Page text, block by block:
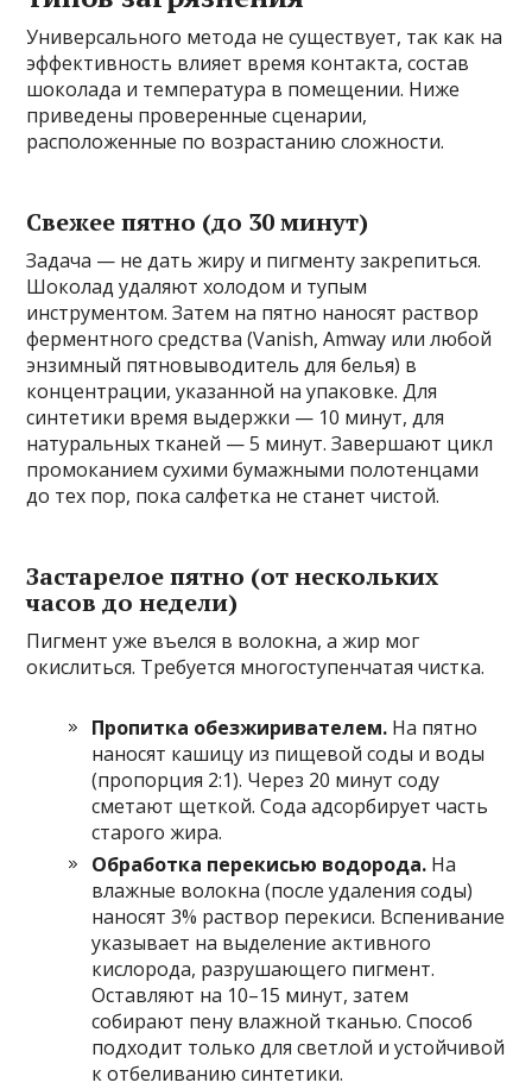
Универсального метода не существует, так как на
эффективность влияет время контакта, состав
шоколада и температура в помещении. Ниже
приведены проверенные сценарии,
расположенные по возрастанию сложности.
Свежее пятно (до 30 минут)
Задача — не дать жиру и пигменту закрепиться.
Шоколад удаляют холодом и тупым
инструментом. Затем на пятно наносят раствор
ферментного средства (Vanish, Amway или любой
энзимный пятновыводитель для белья) в
концентрации, указанной на упаковке. Для
синтетики время выдержки — 10 минут, для
натуральных тканей — 5 минут. Завершают цикл
промоканием сухими бумажными полотенцами
до тех пор, пока салфетка не станет чистой.
Застарелое пятно (от нескольких
часов до недели)
Пигмент уже въелся в волокна, а жир мог
окислиться. Требуется многоступенчатая чистка.
Пропитка обезжиривателем. На пятно
наносят кашицу из пищевой соды и воды
(пропорция 2:1). Через 20 минут соду
сметают щеткой. Сода адсорбирует часть
старого жира.
Обработка перекисью водорода. На
влажные волокна (после удаления соды)
наносят 3% раствор перекиси. Вспенивание
указывает на выделение активного
кислорода, разрушающего пигмент.
Оставляют на 10–15 минут, затем
собирают пену влажной тканью. Способ
подходит только для светлой и устойчивой
к отбеливанию синтетики.